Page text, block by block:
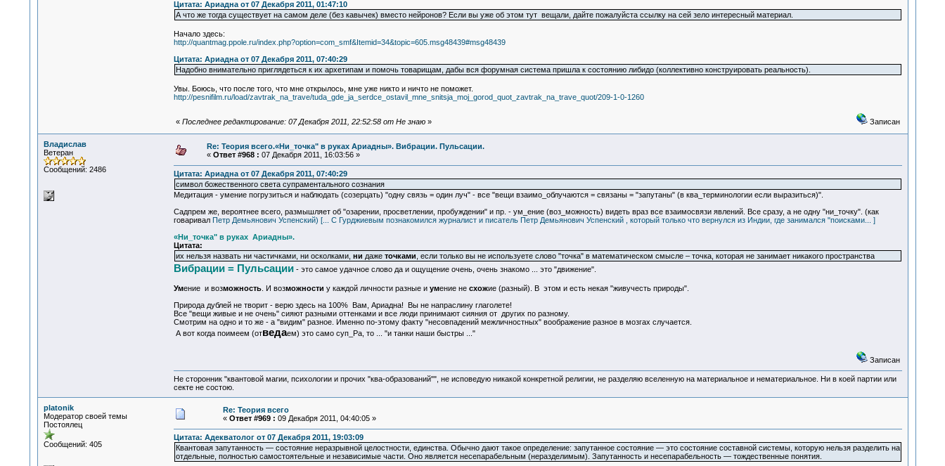
Цитата: Ариадна от 07 Декабря 2011, 01:47:10
А что же тогда существует на самом деле (без кавычек) вместо нейронов? Если вы уже об этом тут вещали, дайте пожалуйста ссылку на сей зело интересный материал.
Начало здесь:
http://quantmag.ppole.ru/index.php?option=com_smf&Itemid=34&topic=605.msg48439#msg48439
Цитата: Ариадна от 07 Декабря 2011, 07:40:29
Надобно внимательно приглядеться к их архетипам и помочь товарищам, дабы вся форумная система пришла к состоянию либидо (коллективно конструировать реальность).
Увы. Боюсь, что после того, что мне открылось, мне уже никто и ничто не поможет.
http://pesnifilm.ru/load/zavtrak_na_trave/tuda_gde_ja_serdce_ostavil_mne_snitsja_moj_gorod_quot_zavtrak_na_trave_quot/209-1-0-1260
« Последнее редактирование: 07 Декабря 2011, 22:52:58 от Не знаю» Записан
Владислав
Ветеран
Сообщений: 2486
Re: Теория всего.«Ни_точка" в руках Ариадны». Вибрации. Пульсации.
« Ответ #968 : 07 Декабря 2011, 16:03:56 »
Цитата: Ариадна от 07 Декабря 2011, 07:40:29
символ божественного света супраментального сознания
Медитация - умение погрузиться и наблюдать (созерцать) "одну связь = один луч" - все "вещи взаимо_облучаются = связаны = "запутаны" (в ква_терминологии если выразиться)".
Садпрем же, вероятнее всего, размышляет об "озарении, просветлении, пробуждении" и пр. - ум_ение (воз_можность) видеть враз все взаимосвязи явлений. Все сразу, а не одну "ни_точку". (как
говаривал Петр Демьянович Успенский) [... С Гурджиевым познакомился журналист и писатель Петр Демьянович Успенский , который только что вернулся из Индии, где занимался "поисками... ]
«Ни_точка" в руках Ариадны».
Цитата:
их нельзя назвать ни частичками, ни осколками, ни даже точками , если только вы не используете слово "точка" в математическом смысле – точка, которая не занимает никакого пространства
Вибрации = Пульсации - это самое удачное слово да и ощущение очень, очень знакомо ... это "движение".
Умение и возможность. И возможности у каждой личности разные и умение не схожие (разный). В этом и есть некая "живучесть природы".
Природа дублей не творит - верю здесь на 100% Вам, Ариадна! Вы не напраслину глаголете!
Все "вещи живые и не очень" сияют разными оттенками и все люди принимают сияния от других по разному.
Смотрим на одно и то же - а "видим" разное. Именно по-этому факту "несовпадений межличностных" воображение разное в мозгах случается.
А вот когда поимеем (отведаем) это само суп_Ра, то ... "и танки наши быстры ..."
Записан
Не сторонник "квантовой магии, психологии и прочих "ква-образований"", не исповедую никакой конкретной религии, не разделяю вселенную на материальное и нематериальное. Ни в коей партии или
секте не состою.
platonik
Модератор своей темы
Постоялец
Сообщений: 405
Re: Теория всего
« Ответ #969 : 09 Декабря 2011, 04:40:05 »
Цитата: Адекватолог от 07 Декабря 2011, 19:03:09
Квантовая запутанность — состояние неразрывной целостности, единства. Обычно дают такое определение: запутанное состояние — это состояние составной системы, которую нельзя разделить на
отдельные, полностью самостоятельные и независимые части. Оно является несепарабельным (неразделимым). Запутанность и несепарабельность — тождественные понятия.